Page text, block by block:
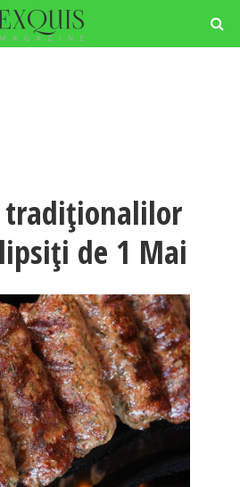
tradiționalilor
de 1 Mai